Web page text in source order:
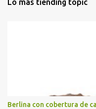
Berlina con cobertura de